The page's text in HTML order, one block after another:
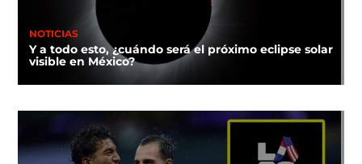
NOTICIAS
Y a todo esto, ¿cuándo será el próximo eclipse solar
visible en México?